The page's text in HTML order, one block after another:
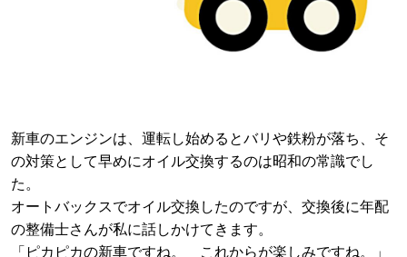
新車のエンジンは、運転し始めるとバリや鉄粉が落ち、そ
の対策として早めにオイル交換するのは昭和の常識でし
た。
オートバックスでオイル交換したのですが、交換後に年配
の整備士さんが私に話しかけてきます。
「ピカピカの新車ですね。 これからが楽しみですね。」